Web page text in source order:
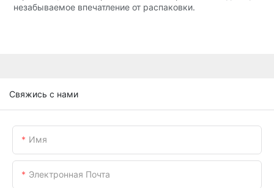
незабываемое впечатление от распаковки.
Свяжись с нами
Имя
Электронная Почта